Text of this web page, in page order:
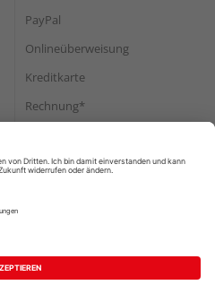
PayPal
Onlineüberweisung
Kreditkarte
Rechnung*
Versand
Widerruf
Datenschutz